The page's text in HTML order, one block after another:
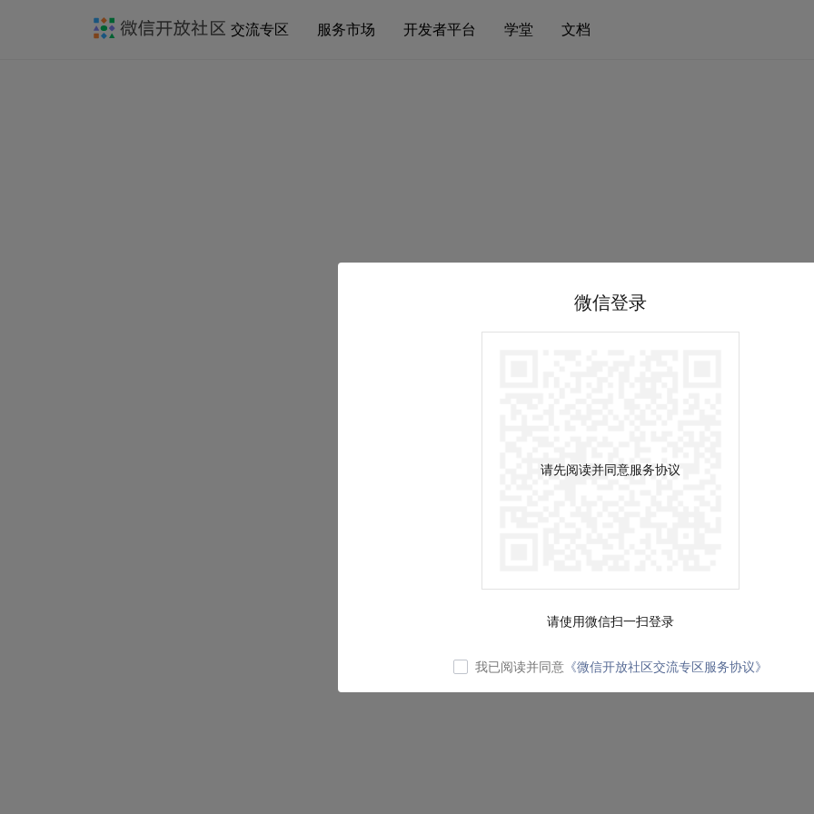
交流专区 服务市场 开发者平台 学堂 文档
微信登录
请先阅读并同意服务协议
请使用微信扫一扫登录
我已阅读并同意 《微信开放社区交流专区服务协议》